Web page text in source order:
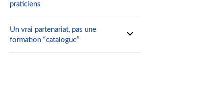
praticiens
Un vrai partenariat, pas une
formation “catalogue”